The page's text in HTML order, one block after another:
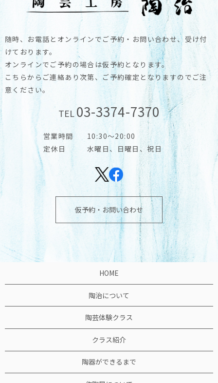
随時、お電話とオンラインでご予約・お問い合わせ、受け付
けております。
オンラインでご予約の場合は仮予約となります。
こちらからご連絡あり次第、ご予約確定となりますのでご注
意ください。
TEL03-3374-7370
営業時間
10:30～20:00
定休日
水曜日、日曜日、祝日
仮予約・お問い合わせ
HOME
陶治について
陶芸体験クラス
クラス紹介
陶器ができるまで